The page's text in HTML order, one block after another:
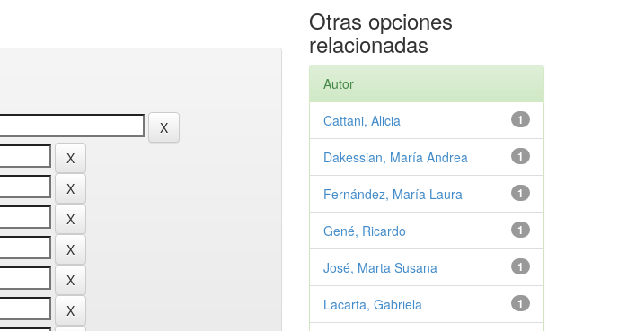
Otras opciones
relacionadas
Autor
1
Cattani, Alicia
1
Dakessian, María Andrea
1
Fernández, María Laura
1
Gené, Ricardo
1
José, Marta Susana
1
Lacarta, Gabriela